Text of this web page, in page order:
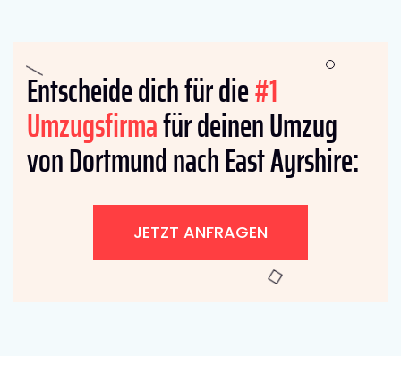
Entscheide dich für die#1
Umzugsfirmafür deinen Umzug
von Dortmund nach East Ayrshire:
JETZT ANFRAGEN